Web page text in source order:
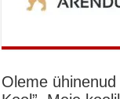
Oleme